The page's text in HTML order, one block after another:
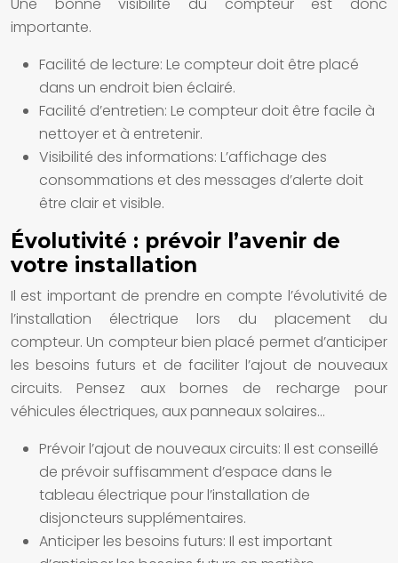
importante.
Facilité de lecture: Le compteur doit être placé
dans un endroit bien éclairé.
Facilité d’entretien: Le compteur doit être facile à
nettoyer et à entretenir.
Visibilité des informations: L’affichage des
consommations et des messages d’alerte doit
être clair et visible.
Évolutivité : prévoir l’avenir de
votre installation
Il est important de prendre en compte l’évolutivité de
l’installation électrique lors du placement du
compteur. Un compteur bien placé permet d’anticiper
les besoins futurs et de faciliter l’ajout de nouveaux
circuits. Pensez aux bornes de recharge pour
véhicules électriques, aux panneaux solaires…
Prévoir l’ajout de nouveaux circuits: Il est conseillé
de prévoir suffisamment d’espace dans le
tableau électrique pour l’installation de
disjoncteurs supplémentaires.
Anticiper les besoins futurs: Il est important